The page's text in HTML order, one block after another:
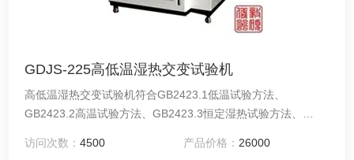
GDJS-225高低温湿热交变试验机
高低温湿热交变试验机符合GB2423.1低温试验方法、
GB2423.2高温试验方法、GB2423.3恒定湿热试验方法、
件、GB10586湿热试验技术条件、GJB150.3高温试验、
访问次数：4500 产品价格： 26000